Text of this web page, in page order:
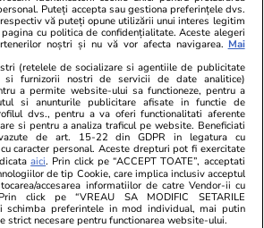
Traian Băsescu
23:12
cunoscută pentru legendele
vampiri extratereștri și
înfloresc”
23:01
Puteți accepta sau gestiona preferințele dvs.
vă puteți opune utilizării unui interes legitim
cu politica de confidențialitate. Aceste alegeri
noștri și nu vă vor afecta navigarea. Mai
(retelele de socializare si agentiile de publicitate
si furnizorii nostri de servicii de date analitice)
a permite website-ului sa functioneze, pentru a
si anunturile publicitare afisate in functie de
dvs., pentru a va oferi functionalitati aferente
si pentru a analiza traficul pe website. Beneficiati
de art. 15-22 din GDPR in legatura cu
caracter personal. Aceste drepturi pot fi exercitate
aici. Prin click pe “ACCEPT TOATE”, acceptati
de tip Cookie, care implica inclusiv acceptul
accesarea informatiilor de catre Vendor-ii cu
click pe “VREAU SA MODIFIC SETARILE
schimba preferintele in mod individual, mai putin
strict necesare pentru functionarea website-ului.